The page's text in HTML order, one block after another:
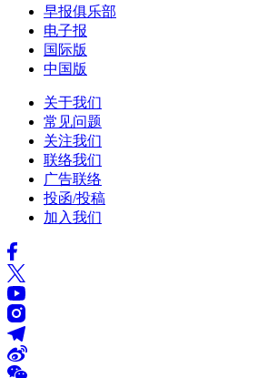
早报俱乐部
电子报
国际版
中国版
关于我们
常见问题
关注我们
联络我们
广告联络
投函/投稿
加入我们